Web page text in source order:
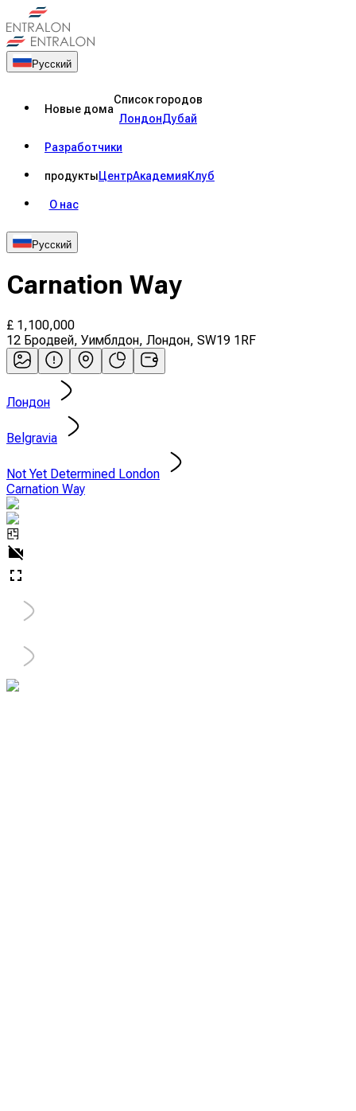
Русский
Новые дома
Список городов
ЛондонДубай
Разработчики
продуктыЦентрАкадемияКлуб
О нас
Русский
Carnation Way
£ 1,100,000
12 Бродвей, Уимблдон, Лондон, SW19 1RF
Лондон
Belgravia
Not Yet Determined London
Carnation Way